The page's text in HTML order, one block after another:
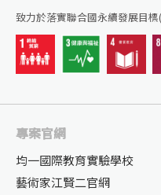
致力於落實聯合國永續發展目標
專案官網
均一國際教育實驗學校
藝術家江賢二官網